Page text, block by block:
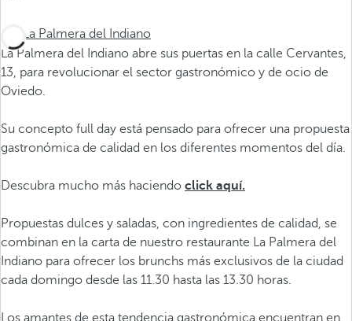
La Palmera del Indiano
La Palmera del Indiano abre sus puertas en la calle Cervantes,
13, para revolucionar el sector gastronómico y de ocio de
Oviedo.
Su concepto full day está pensado para ofrecer una propuesta
gastronómica de calidad en los diferentes momentos del día.
Descubra mucho más haciendo click aquí.
Propuestas dulces y saladas, con ingredientes de calidad, se
combinan en la carta de nuestro restaurante La Palmera del
Indiano para ofrecer los brunchs más exclusivos de la ciudad
cada domingo desde las 11.30 hasta las 13.30 horas.
Los amantes de esta tendencia gastronómica encuentran en